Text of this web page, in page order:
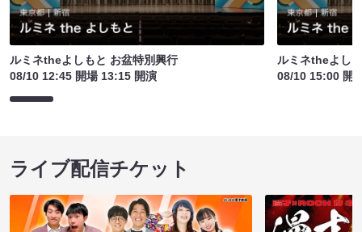
ルミネtheよしもと お盆特別興行
08/10 12:45 開場 13:15 開演
ルミネtheよし
08/10 15:00 開
ライブ配信チケット